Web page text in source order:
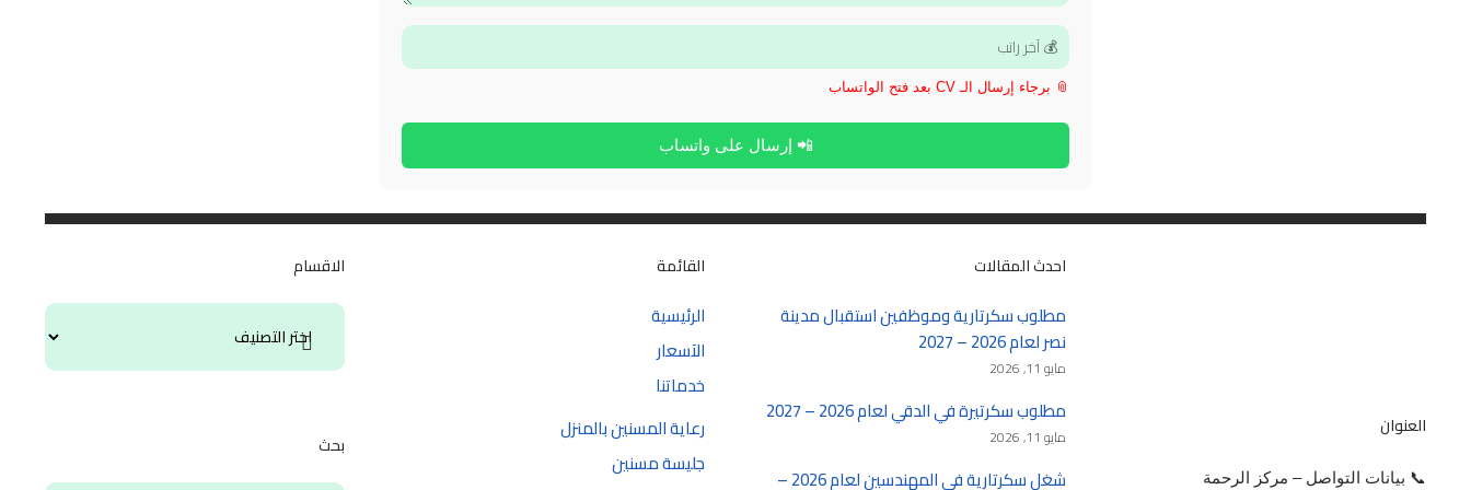
📎 برجاء إرسال الـ CV بعد فتح الواتساب
📲 إرسال على واتساب
الاقسام
بحث
القائمة
الرئيسية
الآسعار
خدماتنا
رعاية المسنين بالمنزل
جليسة مسنين
احدث المقالات
مطلوب سكرتارية وموظفين استقبال مدينة
نصر لعام 2026 – 2027
مايو 11, 2026
مطلوب سكرتيرة في الدقي لعام 2026 – 2027
مايو 11, 2026
شغل سكرتارية في المهندسين لعام 2026 –
العنوان
📞 بيانات التواصل – مركز الرحمة